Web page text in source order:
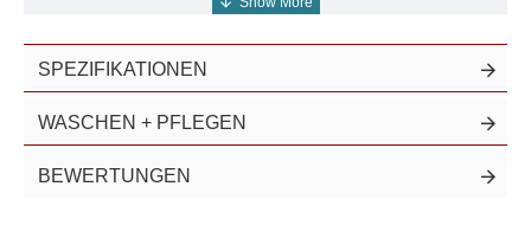
Weitere Artikel aus diesem gefärbtem Seidensatin in
jeweils 10 bis 11 frei wählbaren Farbtiefen finden Sie
in der Suche unter der Nummer
SPEZIFIKATIONEN
WASCHEN + PFLEGEN
BEWERTUNGEN